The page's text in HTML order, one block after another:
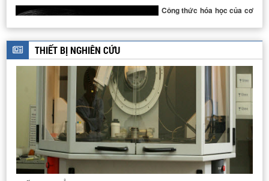
Công thức hóa học của cơ
nào?
THIẾT BỊ NGHIÊN CỨU
THIẾT BỊ ĐO NHIỄU XẠ TIA X
DÂY CHUYỀN SẢN XUẤT BIODIESEL
HỆ THỐNG PILOT CHIẾT TÁCH